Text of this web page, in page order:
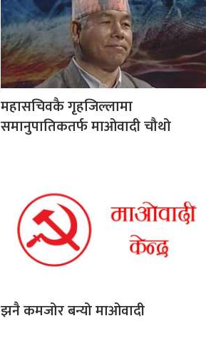
महासचिवकै गृहजिल्लामा
समानुपातिकतर्फ माओवादी चौथो
झनै कमजोर बन्यो माओवादी